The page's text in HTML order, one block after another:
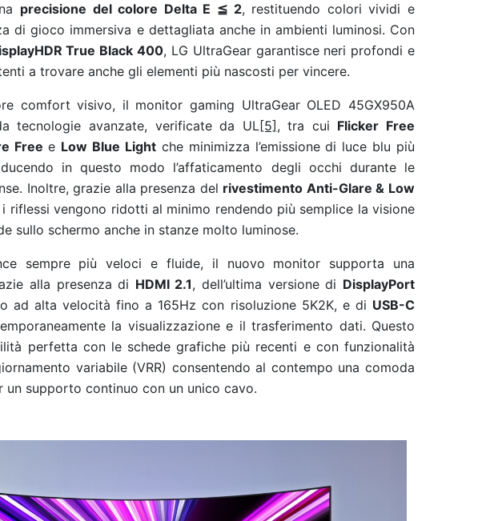
precisione del colore Delta E ≦ 2, restituendo colori vividi e
di gioco immersiva e dettagliata anche in ambienti luminosi. Con
True Black 400, LG UltraGear garantisce neri profondi e
a trovare anche gli elementi più nascosti per vincere.
comfort visivo, il monitor gaming UltraGear OLED 45GX950A
tecnologie avanzate, verificate da UL[5] , tra cui Flicker Free
Free e Low Blue Light che minimizza l’emissione di luce blu più
in questo modo l’affaticamento degli occhi durante le
Inoltre, grazie alla presenza del rivestimento Anti-Glare & Low
i riflessi vengono ridotti al minimo rendendo più semplice la visione
sullo schermo anche in stanze molto luminose.
sempre più veloci e fluide, il nuovo monitor supporta una
alla presenza di HDMI 2.1, dell’ultima versione di DisplayPort
ad alta velocità fino a 165Hz con risoluzione 5K2K, e di USB-C
la visualizzazione e il trasferimento dati. Questo
perfetta con le schede grafiche più recenti e con funzionalità
variabile (VRR) consentendo al contempo una comoda
un supporto continuo con un unico cavo.